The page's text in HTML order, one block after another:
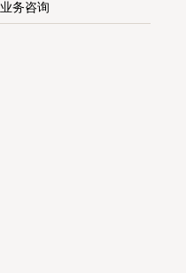
业务咨询